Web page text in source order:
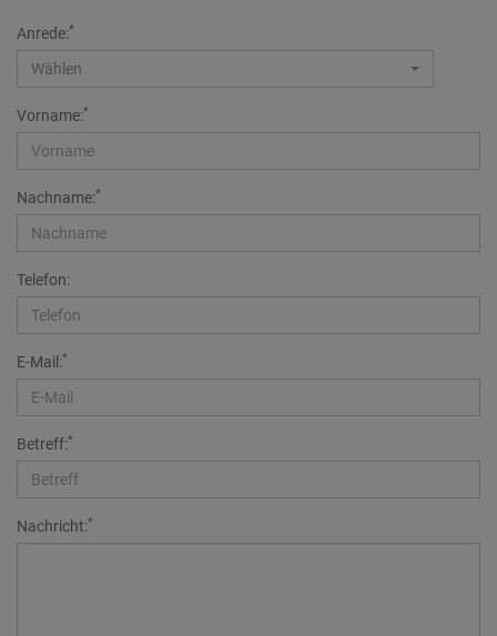
Anrede:*
Wählen
Vorname:*
Nachname:*
Telefon:
E-Mail:*
Betreff:*
Nachricht:*